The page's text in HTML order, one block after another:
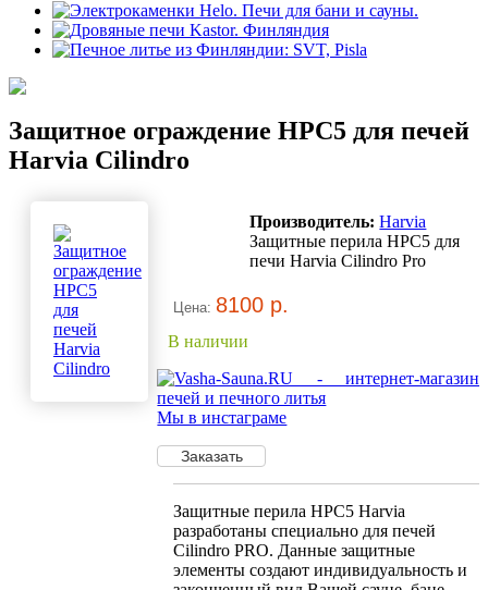
Защитное ограждение HPC5 для печей
Harvia Cilindro
Производитель:Harvia
Защитные перила HPC5 для
печи Harvia Cilindro Pro
Цена: 8100 р.
В наличии
Мы в инстаграме
Защитные перила HPC5 Harvia
разработаны специально для печей
Cilindro PRO. Данные защитные
элементы создают индивидуальность и